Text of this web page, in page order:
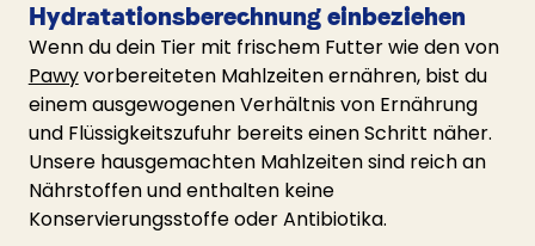
Hydratationsberechnung einbeziehen
Wenn du dein Tier mit frischem Futter wie den von
Pawy vorbereiteten Mahlzeiten ernähren, bist du
einem ausgewogenen Verhältnis von Ernährung
und Flüssigkeitszufuhr bereits einen Schritt näher.
Unsere hausgemachten Mahlzeiten sind reich an
Nährstoffen und enthalten keine
Konservierungsstoffe oder Antibiotika.